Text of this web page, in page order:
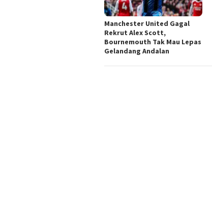
Manchester United Gagal
Rekrut Alex Scott,
Bournemouth Tak Mau Lepas
Gelandang Andalan